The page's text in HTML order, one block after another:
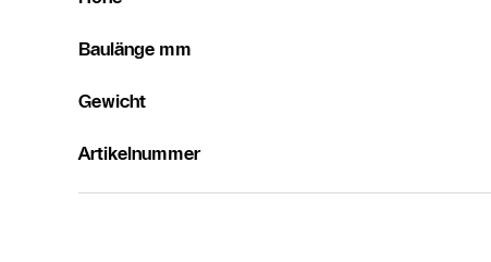
Baulänge mm
Gewicht
Artikelnummer